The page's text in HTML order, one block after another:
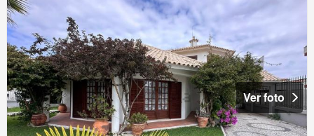
Ver foto